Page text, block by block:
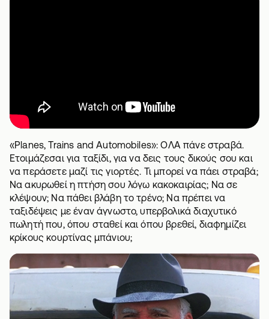
«Planes, Trains and Automobiles»: ΟΛΑ πάνε στραβά.
Ετοιμάζεσαι για ταξίδι, για να δεις τους δικούς σου και
να περάσετε μαζί τις γιορτές. Τι μπορεί να πάει στραβά;
Να ακυρωθεί η πτήση σου λόγω κακοκαιρίας; Να σε
κλέψουν; Να πάθει βλάβη το τρένο; Να πρέπει να
ταξιδέψεις με έναν άγνωστο, υπερβολικά διαχυτικό
πωλητή που, όπου σταθεί και όπου βρεθεί, διαφημίζει
κρίκους κουρτίνας μπάνιου;